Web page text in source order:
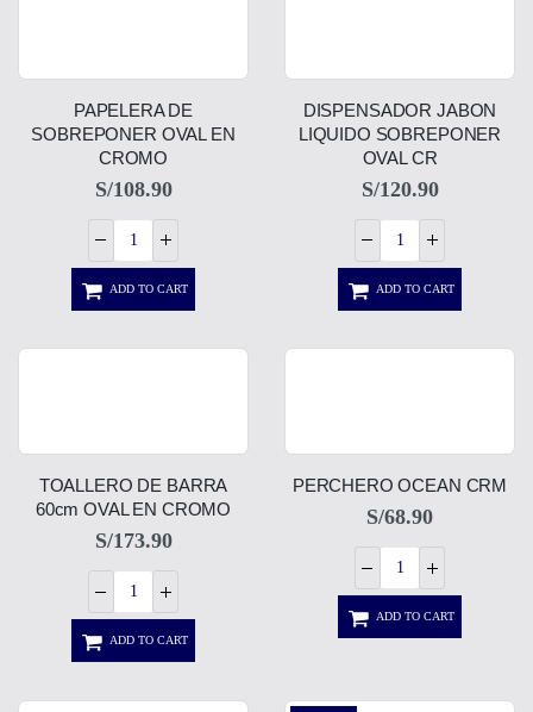
PAPELERA DE
SOBREPONER OVAL EN
CROMO
S/108.90
ADD TO CART
DISPENSADOR JABON
LIQUIDO SOBREPONER
OVAL CR
S/120.90
ADD TO CART
TOALLERO DE BARRA
60cm OVAL EN CROMO
S/173.90
ADD TO CART
PERCHERO OCEAN CRM
S/68.90
ADD TO CART